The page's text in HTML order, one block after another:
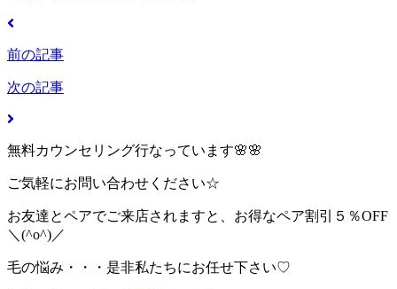
前の記事
次の記事
無料カウンセリング行なっています🌸🌸
ご気軽にお問い合わせください☆
お友達とペアでご来店されますと、お得なペア割引５％OFF
＼(^o^)／
毛の悩み・・・是非私たちにお任せ下さい♡